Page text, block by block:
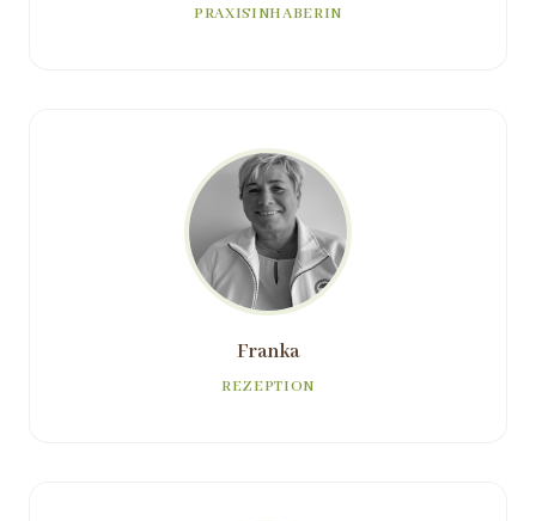
PRAXISINHABERIN
Franka
REZEPTION